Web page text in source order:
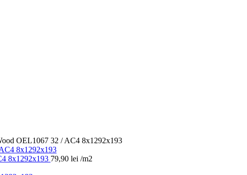
OEL1067 32 / AC4 8x1292x193
8x1292x193 79,90 lei /m2